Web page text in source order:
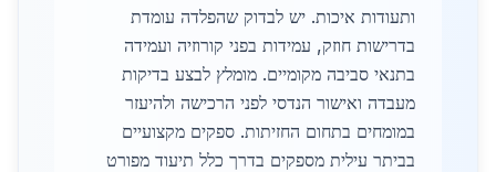
ותעודות איכות. יש לבדוק שהפלדה עומדת
בדרישות חוזק, עמידות בפני קורוזיה ועמידה
בתנאי סביבה מקומיים. מומלץ לבצע בדיקות
מעבדה ואישור הנדסי לפני הרכישה ולהיעזר
במומחים בתחום החזיתות. ספקים מקצועיים
בביתר עילית מספקים בדרך כלל תיעוד מפורט